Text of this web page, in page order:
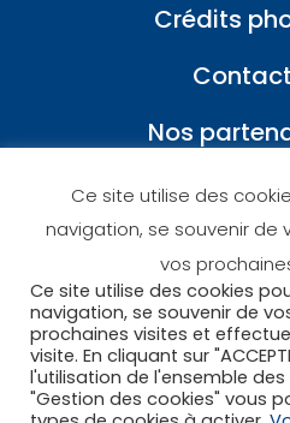
Crédits
Contact
Nos
Ce site utilise des
navigation, se souvenir de
vos
Ce site utilise des cookies
navigation, se souvenir de
prochaines visites et
visite. En cliquant sur
l'utilisation de l'ensemble des
"Gestion des cookies" vous